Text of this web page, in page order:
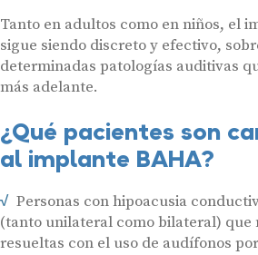
Tanto en adultos como en niños, el
sigue siendo discreto y efectivo,
determinadas patologías auditivas
más adelante.
¿Qué pacientes son
al implante BAHA?
Personas con hipoacusia
(tanto unilateral como bilateral) que
resueltas con el uso de audífonos